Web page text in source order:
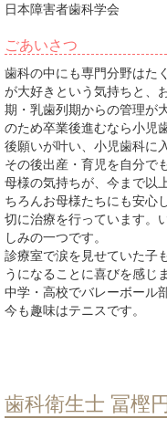
日本障害者歯科学会
ごあいさつ
歯科の中にも専門分野はた
が大好きという気持ちと、
期・乳歯列期からの管理が
のため卒業後進むなら小児
後願いが叶い、小児歯科に
その後出産・育児を自分で
母様の気持ちが、今まで以
ちろんお母様たちにも安心
切に治療を行っています。
しみの一つです。
診療室で涙を見せていた子
うになることに喜びを感じ
中学・高校でバレーボール
今も趣味はテニスです。
歯科衛生士 冨樫円